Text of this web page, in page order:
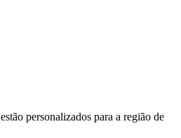
estão personalizados para a região de